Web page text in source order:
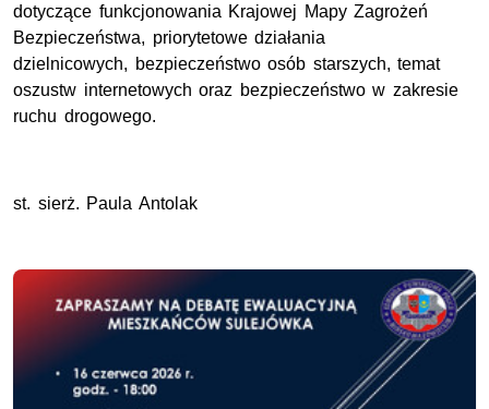
dotyczące funkcjonowania Krajowej Mapy Zagrożeń
Bezpieczeństwa, priorytetowe działania
dzielnicowych, bezpieczeństwo osób starszych, temat
oszustw internetowych oraz bezpieczeństwo w zakresie
ruchu drogowego.
st. sierż. Paula Antolak